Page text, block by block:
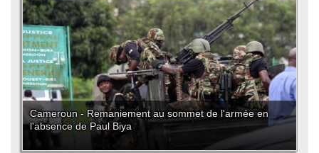
Cameroun - Remaniement au sommet de l'armée en
l'absence de Paul Biya